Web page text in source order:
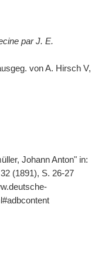
par J. E.
von A. Hirsch V,
Johann Anton" in:
(1891), S. 26-27